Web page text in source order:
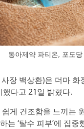
동아제약 파티온, 포도
장 백상환)은 더마
했다고 21일 밝혔다.
게 건조함을 느끼는
는 ‘탈수 피부’에 집중